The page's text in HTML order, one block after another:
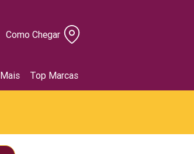
Como Chegar
Mais Top Marcas